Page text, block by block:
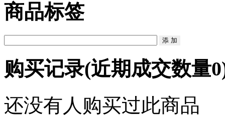
商品标签
购买记录(近期成交数量0
还没有人购买过此商品